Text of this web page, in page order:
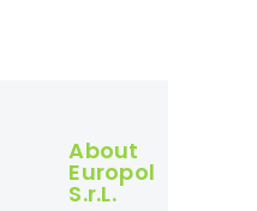
About
Europol
S.r.L.